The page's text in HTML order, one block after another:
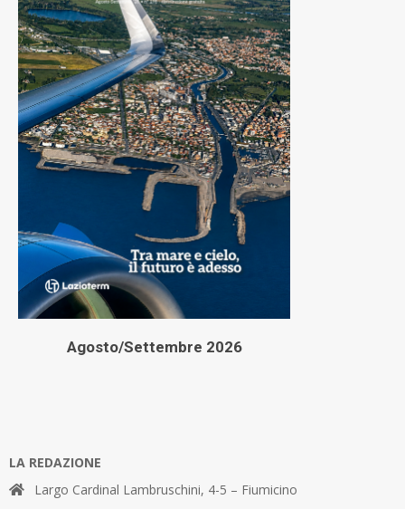
Agosto/Settembre 2026
LA REDAZIONE
Largo Cardinal Lambruschini, 4-5 – Fiumicino